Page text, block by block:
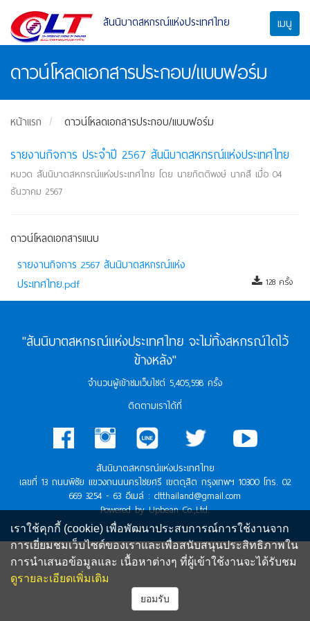
สันนิบาตสหกรณ์แห่งประเทศไทย เมนู
ดาวน์โหลดเอกสารประกอบ/แบบฟอร์ม
หน้าแรก ดาวน์โหลดเอกสารประกอบ/แบบฟอร์ม
รายงานกิจการ ประจำปี 2567 สันนิบาตสหกรณ์แห่งประเทศไทย
หมวด สันนิบาตสหกรณ์แห่งประเทศไทย โดย นายกิตติพงษ์ นาคสี เมื่อ 04
ธันวาคม 2567
ดาวน์โหลดเอกสารแนบ
รายงานกิจการ 2567 สันนิบาตสหกรณ์แห่ง
ประเทศไทย.pdf
128 ครั้ง
"สันนิบาตสหกรณ์แห่งประเทศไทย จะไม่ทิ้งสหกรณ์ใดไว้
ข้างหลัง"
จำนวนผู้เข้าชมเว็บไซต์ 5,405,598 ครั้ง
ติดตามเราได้ที่
สันนิบาตสหกรณ์แห่งประเทศไทย
เลขที่ 13 ถนนพิชัย แขวงถนนนครไชยศรี เขตดุสิต กรุงเทพฯ 10300 โทร. 02
669 3254 - 63 อีเมล์ : cltthailand@gmail.com
Powered by Upbean Co.,Ltd.
เราใช้คุกกี้ (cookie) เพื่อพัฒนาประสบการณ์การใช้งานจาก
การเยี่ยมชมเว็บไซต์ของเราและเพื่อสนับสนุนประสิทธิภาพใน
การนำเสนอข้อมูลและ เนื้อหาต่างๆ ที่ผู้เข้าใช้งานจะได้รับชม
ดูรายละเอียดเพิ่มเติม
ยอมรับ